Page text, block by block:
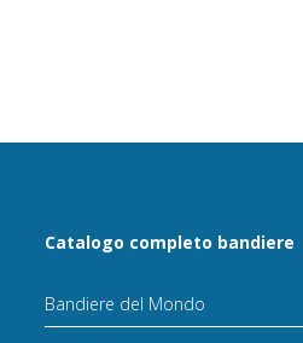
Catalogo completo bandiere
Bandiere del Mondo